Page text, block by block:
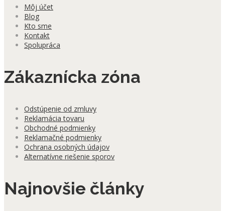
Môj účet
Blog
Kto sme
Kontakt
Spolupráca
Zákaznícka zóna
Odstúpenie od zmluvy
Reklamácia tovaru
Obchodné podmienky
Reklamačné podmienky
Ochrana osobných údajov
Alternatívne riešenie sporov
Najnovšie články